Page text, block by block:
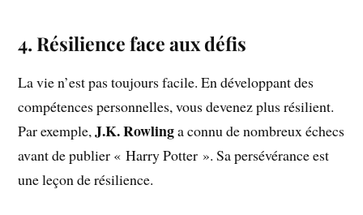
4. Résilience face aux défis
La vie n’est pas toujours facile. En développant des
compétences personnelles, vous devenez plus résilient.
Par exemple,J.K. Rowlinga connu de nombreux échecs
avant de publier « Harry Potter ». Sa persévérance est
une leçon de résilience.